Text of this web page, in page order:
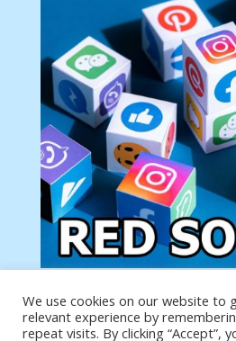
Tu anuncio va aquí
Podemos poner tu anuncio aquí
We use cookies on our website to
relevant experience by
repeat visits. By clicking “Accept”,